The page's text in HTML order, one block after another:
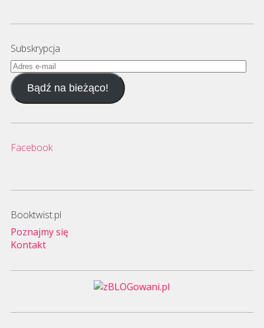
Subskrypcja
Adres
e-
mailBądź na bieżąco!
Facebook
Booktwist.pl
Poznajmy się
Kontakt